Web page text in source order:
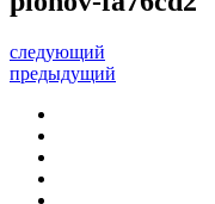
следующий
предыдущий